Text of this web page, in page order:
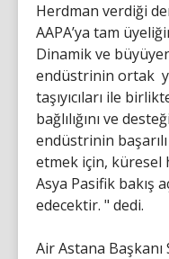
Herdman verdiği
AAPA’ya tam
Dinamik ve
endüstrinin ortak
taşıyıcıları ile
bağlılığını ve
endüstrinin
etmek için, küresel
Asya Pasifik bakış
edecektir. " dedi.
Air Astana Başkanı